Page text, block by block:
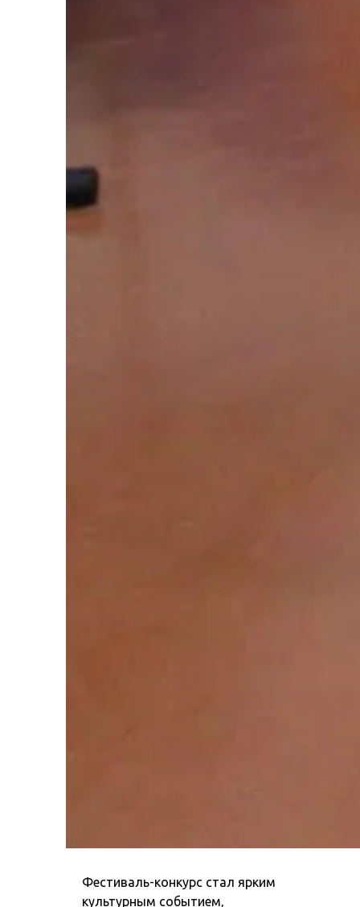
Фестиваль-конкурс стал ярким
культурным событием,